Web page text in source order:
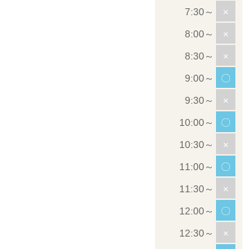
×
×
×
〇
×
〇
×
〇
×
〇
×